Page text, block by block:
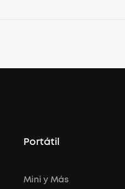
Portátil
Mini y Más